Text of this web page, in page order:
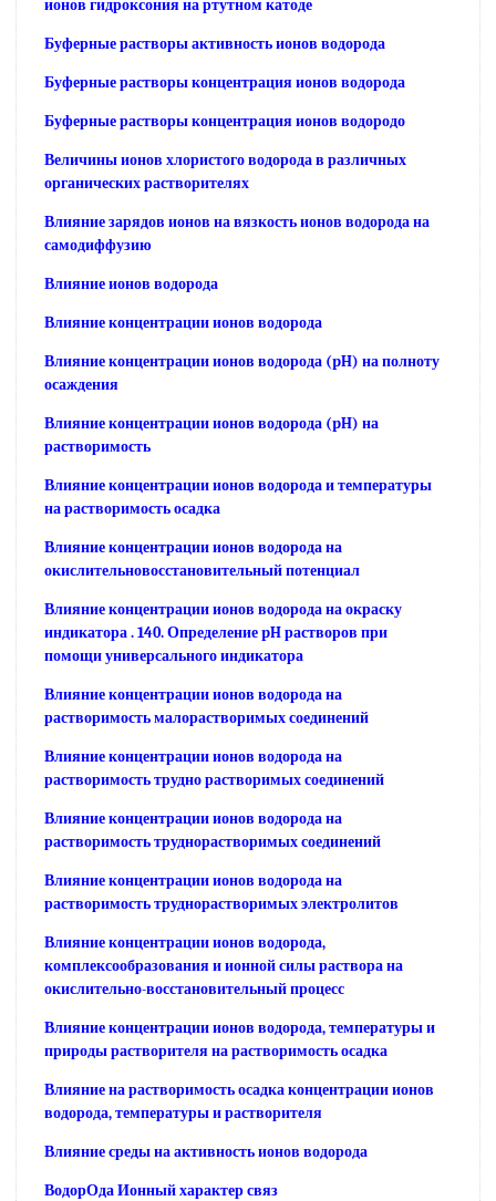
ионов гидроксония на ртутном катоде
Буферные растворы активность ионов водорода
Буферные растворы концентрация ионов водорода
Буферные растворы концентрация ионов водородо
Величины ионов хлористого водорода в различных
органических растворителях
Влияние зарядов ионов на вязкость ионов водорода на
самодиффузию
Влияние ионов водорода
Влияние концентрации ионов водорода
Влияние концентрации ионов водорода (pH) на полноту
осаждения
Влияние концентрации ионов водорода (pH) на
растворимость
Влияние концентрации ионов водорода и температуры
на растворимость осадка
Влияние концентрации ионов водорода на
окислительновосстановительный потенциал
Влияние концентрации ионов водорода на окраску
индикатора . 140. Определение pH растворов при
помощи универсального индикатора
Влияние концентрации ионов водорода на
растворимость малорастворимых соединений
Влияние концентрации ионов водорода на
растворимость трудно растворимых соединений
Влияние концентрации ионов водорода на
растворимость труднорастворимых соединений
Влияние концентрации ионов водорода на
растворимость труднорастворимых электролитов
Влияние концентрации ионов водорода,
комплексообразования и ионной силы раствора на
окислительно-восстановительный процесс
Влияние концентрации ионов водорода, температуры и
природы растворителя на растворимость осадка
Влияние на растворимость осадка концентрации ионов
водорода, температуры и растворителя
Влияние среды на активность ионов водорода
ВодорОда Ионный характер связ